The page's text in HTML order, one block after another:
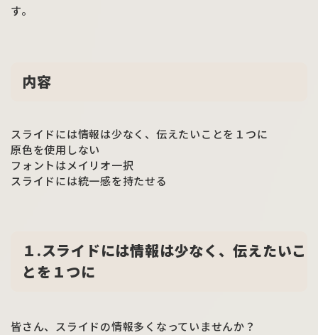
す。
内容
スライドには情報は少なく、伝えたいことを１つに
原色を使用しない
フォントはメイリオ一択
スライドには統一感を持たせる
１.スライドには情報は少なく、伝えたいこ
とを１つに
皆さん、スライドの情報多くなっていませんか？